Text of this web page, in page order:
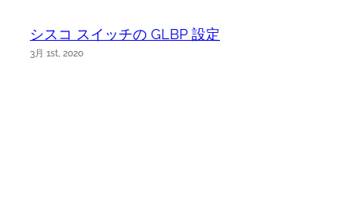
シスコ スイッチの GLBP 設定
3月 1st, 2020